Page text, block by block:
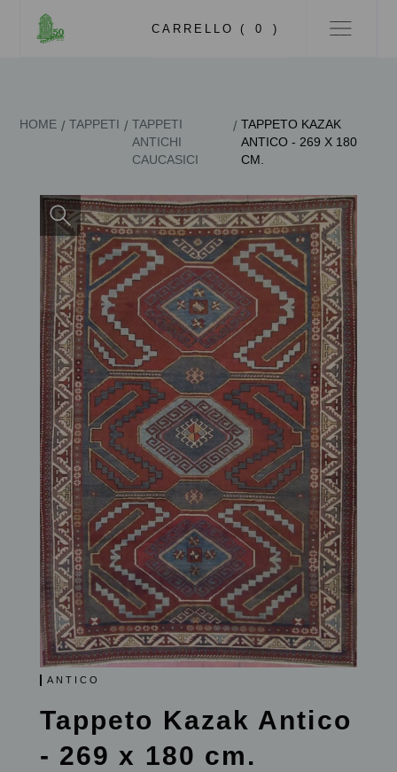
CARRELLO ( 0 )
HOME / TAPPETI / TAPPETI
ANTICHI
CAUCASICI
/ TAPPETO KAZAK
ANTICO - 269 X 180
CM.
ANTICO
Tappeto Kazak Antico
- 269 x 180 cm.